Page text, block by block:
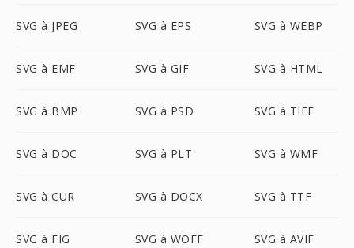
SVG à JPEG SVG à EPS SVG à WEBP
SVG à EMF SVG à GIF SVG à HTML
SVG à BMP SVG à PSD SVG à TIFF
SVG à DOC SVG à PLT SVG à WMF
SVG à CUR SVG à DOCX SVG à TTF
SVG à FIG SVG à WOFF SVG à AVIF